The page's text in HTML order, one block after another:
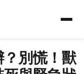
別慌！獸